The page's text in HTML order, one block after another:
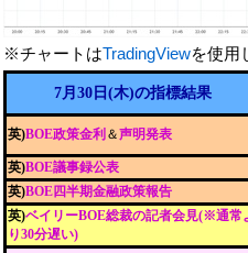
※チャートはTradingViewを使用
7月30日(木)の指標結果
英)BOE政策金利 ＆声明発表
英)BOE議事録公表
英)BOE四半期金融政策報告
英)ベイリーBOE総裁の記者会見(※通常
り30分遅い)